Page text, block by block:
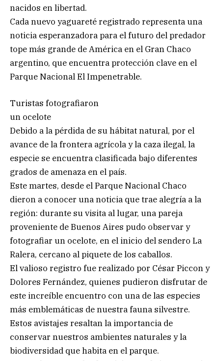
nacidos en libertad.
Cada nuevo yaguareté registrado representa una
noticia esperanzadora para el futuro del predador
tope más grande de América en el Gran Chaco
argentino, que encuentra protección clave en el
Parque Nacional El Impenetrable.
Turistas fotografiaron
un ocelote
Debido a la pérdida de su hábitat natural, por el
avance de la frontera agrícola y la caza ilegal, la
especie se encuentra clasificada bajo diferentes
grados de amenaza en el país.
Este martes, desde el Parque Nacional Chaco
dieron a conocer una noticia que trae alegría a la
región: durante su visita al lugar, una pareja
proveniente de Buenos Aires pudo observar y
fotografiar un ocelote, en el inicio del sendero La
Ralera, cercano al piquete de los caballos.
El valioso registro fue realizado por César Piccon y
Dolores Fernández, quienes pudieron disfrutar de
este increíble encuentro con una de las especies
más emblemáticas de nuestra fauna silvestre.
Estos avistajes resaltan la importancia de
conservar nuestros ambientes naturales y la
biodiversidad que habita en el parque.